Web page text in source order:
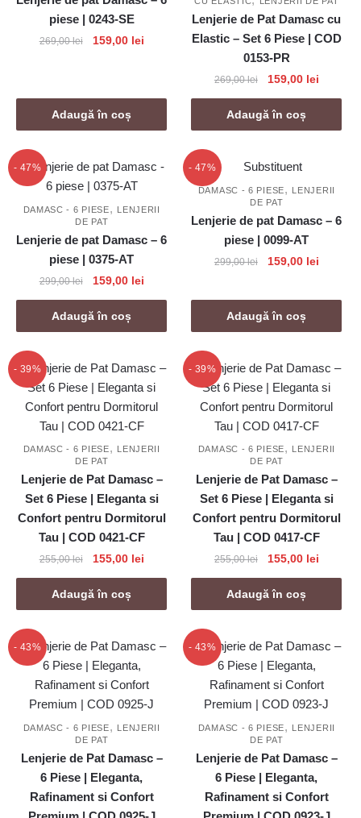
piese | 0243-SE
269,00lei
Prețul
269,00 lei.
159,00 leiPrețul
Adaugă în coș
Lenjerie de Pat Damasc cu
Elastic – Set 6 Piese | COD
0153-PR
269,00lei
Prețul
inițial
a
fost:
159,00 leiPrețul
curent
159,00
Adaugă în coș
- 47%
DAMASC - 6 PIESE, LENJERII
DE PAT
Lenjerie de pat Damasc – 6
piese | 0375-AT
299,00lei
Prețul
inițial
a
fost:
159,00 leiPrețul
curent
159,00 lei.
Adaugă în coș
- 47%
DAMASC - 6 PIESE, LENJERII
DE PAT
Lenjerie de pat Damasc – 6
piese | 0099-AT
299,00lei
Prețul
fost:
299,00 lei.
159,00 leiPrețul
Adaugă în coș
- 39%
DAMASC - 6 PIESE,
LENJERII
DE PAT
Lenjerie de Pat Damasc –
Set 6 Piese | Eleganta si
Confort pentru Dormitorul
Tau | COD 0421-CF
255,00lei
Prețul
inițial
a
fost:
155,00 leiPrețul
curent
155,00 lei.
Adaugă în coș
- 39%
DAMASC - 6 PIESE,
LENJERII
DE PAT
Lenjerie de Pat Damasc –
Set 6 Piese | Eleganta si
Confort pentru Dormitorul
Tau | COD 0417-CF
255,00lei
Prețul
inițial
a
fost:
155,00 leiPrețul
curent
155,00
Adaugă în coș
- 43%
DAMASC - 6 PIESE, LENJERII
DE PAT
Lenjerie de Pat Damasc –
6 Piese | Eleganta,
Rafinament si Confort
- 43%
DAMASC - 6 PIESE, LENJERII
DE PAT
Lenjerie de Pat Damasc –
6 Piese | Eleganta,
Rafinament si Confort